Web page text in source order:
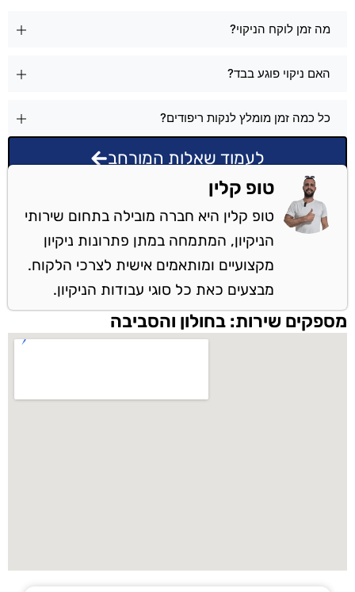
מה זמן לוקח הניקוי?
האם ניקוי פוגע בבד?
כל כמה זמן מומלץ לנקות ריפודים?
לעמוד שאלות המורחב
טופ קלין
טופ קלין היא חברה מובילה בתחום שירותי
הניקיון, המתמחה במתן פתרונות ניקיון
מקצועיים ומותאמים אישית לצרכי הלקוח.
מבצעים כאת כל סוגי עבודות הניקיון.
מספקים שירות: בחולון והסביבה